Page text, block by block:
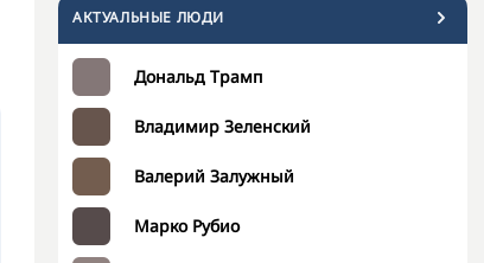
АКТУАЛЬНЫЕ ЛЮДИ
Дональд Трамп
Владимир Зеленский
Валерий Залужный
Марко Рубио